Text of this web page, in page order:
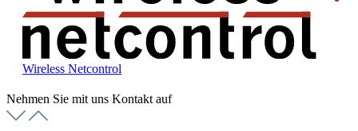
Wireless Netcontrol
Nehmen Sie mit uns Kontakt auf